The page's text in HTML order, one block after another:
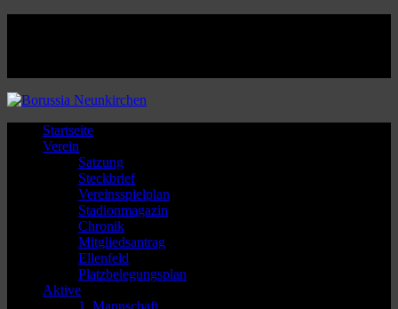
Startseite
Verein
Satzung
Steckbrief
Vereinsspielplan
Stadionmagazin
Chronik
Mitgliedsantrag
Ellenfeld
Platzbelegungsplan
Aktive
1. Mannschaft